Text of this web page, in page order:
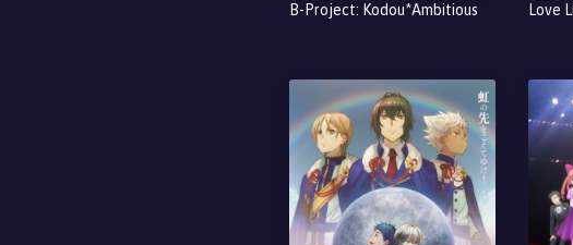
B-Project: Kodou*Ambitious Love